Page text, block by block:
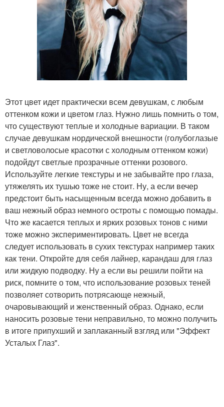
Этот цвет идет практически всем девушкам, с любым
оттенком кожи и цветом глаз. Нужно лишь помнить о том,
что существуют теплые и холодные вариации. В таком
случае девушкам нордической внешности (голубоглазые
и светловолосые красотки с холодным оттенком кожи)
подойдут светлые прозрачные оттенки розового.
Используйте легкие текстуры и не забывайте про глаза,
утяжелять их тушью тоже не стоит. Ну, а если вечер
предстоит быть насыщенным всегда можно добавить в
ваш нежный образ немного остроты с помощью помады.
Что же касается теплых и ярких розовых тонов с ними
тоже можно экспериментировать. Цвет не всегда
следует использовать в сухих текстурах например таких
как тени. Откройте для себя лайнер, карандаш для глаз
или жидкую подводку. Ну а если вы решили пойти на
риск, помните о том, что использование розовых теней
позволяет сотворить потрясающе нежный,
очаровывающий и женственный образ. Однако, если
наносить розовые тени неправильно, то можно получить
в итоге припухший и заплаканный взгляд или "Эффект
Усталых Глаз".